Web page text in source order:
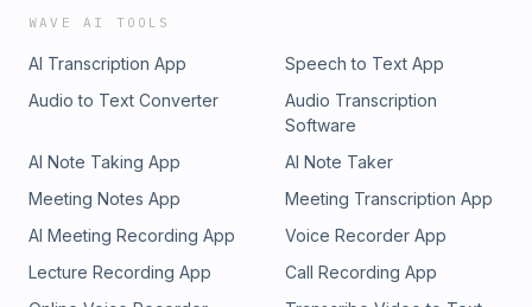
WAVE AI TOOLS
AI Transcription App
Speech to Text App
Audio to Text Converter
Audio Transcription
Software
AI Note Taking App
AI Note Taker
Meeting Notes App
Meeting Transcription App
AI Meeting Recording App
Voice Recorder App
Lecture Recording App
Call Recording App